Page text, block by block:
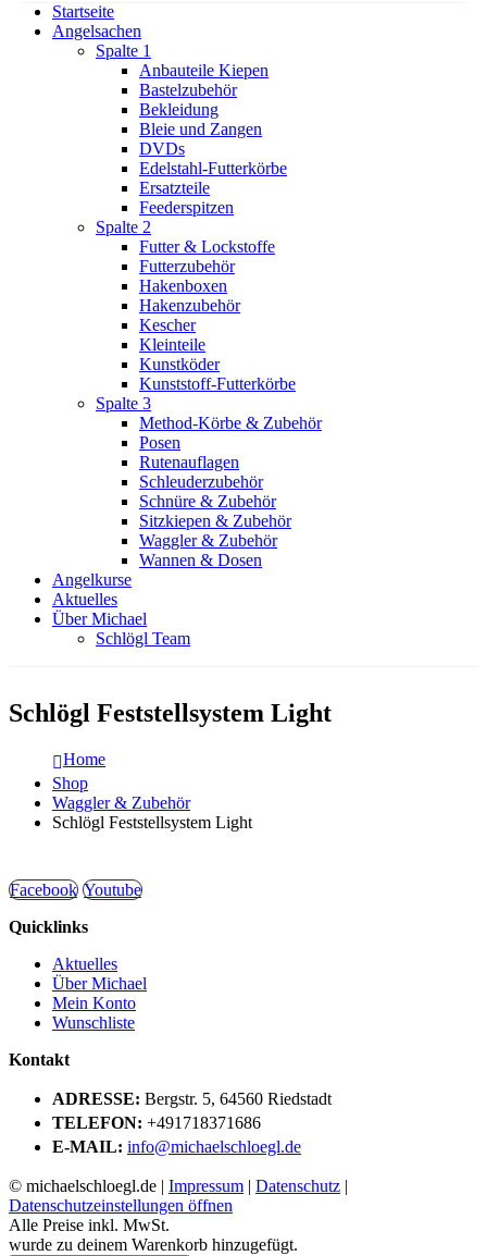
Startseite
Angelsachen
Spalte 1
Anbauteile Kiepen
Bastelzubehör
Bekleidung
Bleie und Zangen
DVDs
Edelstahl-Futterkörbe
Ersatzteile
Feederspitzen
Spalte 2
Futter & Lockstoffe
Futterzubehör
Hakenboxen
Hakenzubehör
Kescher
Kleinteile
Kunstköder
Kunststoff-Futterkörbe
Spalte 3
Method-Körbe & Zubehör
Posen
Rutenauflagen
Schleuderzubehör
Schnüre & Zubehör
Sitzkiepen & Zubehör
Waggler & Zubehör
Wannen & Dosen
Angelkurse
Aktuelles
Über Michael
Schlögl Team
Schlögl Feststellsystem Light
Home
Shop
Waggler & Zubehör
Schlögl Feststellsystem Light
Facebook Youtube
Quicklinks
Aktuelles
Über Michael
Mein Konto
Wunschliste
Kontakt
ADRESSE: Bergstr. 5, 64560 Riedstadt
TELEFON: +491718371686
E-MAIL: info@michaelschloegl.de
© michaelschloegl.de | Impressum | Datenschutz |
Datenschutzeinstellungen öffnen
Alle Preise inkl. MwSt.
wurde zu deinem Warenkorb hinzugefügt.